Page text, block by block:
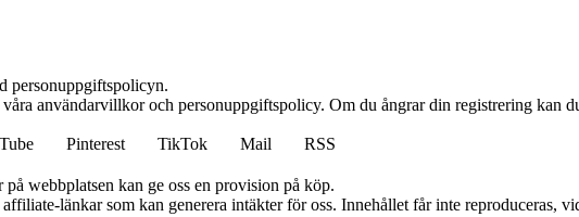
personuppgiftspolicyn.
användarvillkor och personuppgiftspolicy. Om du ångrar din registrering kan
Pinterest TikTok Mail
RSS
webbplatsen kan ge oss en provision på köp.
länkar som kan generera intäkter för oss. Innehållet får inte reproduceras,